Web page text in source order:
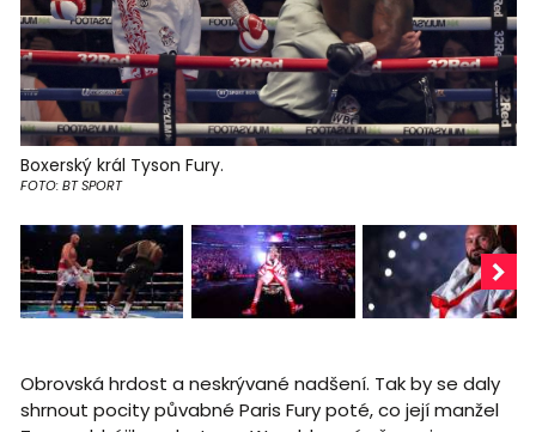
Boxerský král Tyson Fury.
FOTO: BT SPORT
Obrovská hrdost a neskrývané nadšení. Tak by se daly
shrnout pocity půvabné Paris Fury poté, co její manžel